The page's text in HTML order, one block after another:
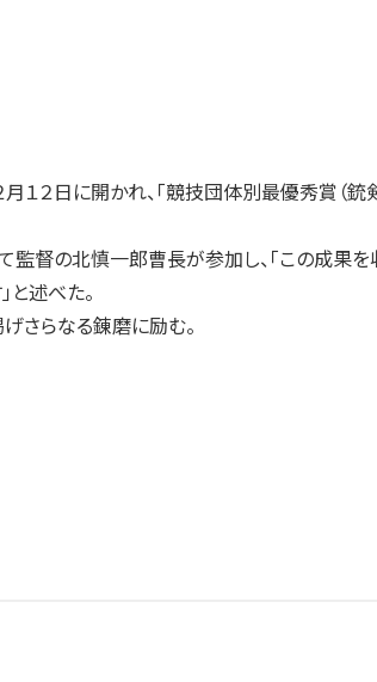
１２日に開かれ、「競技団体別最優秀賞（
督の北慎一郎曹長が参加し、「この成果
と述べた。
さらなる錬磨に励む。